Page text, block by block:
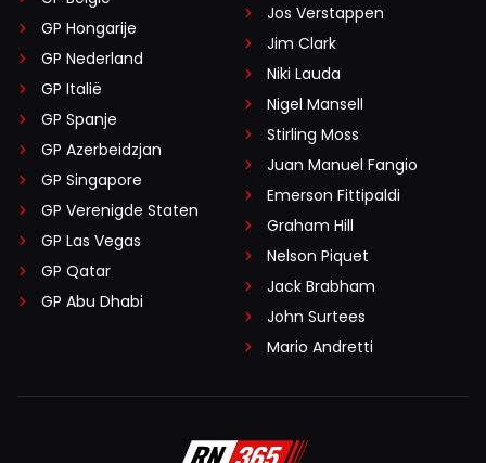
GP Hongarije
GP Nederland
GP Italië
GP Spanje
GP Azerbeidzjan
GP Singapore
GP Verenigde Staten
GP Las Vegas
GP Qatar
GP Abu Dhabi
Jos Verstappen
Jim Clark
Niki Lauda
Nigel Mansell
Stirling Moss
Juan Manuel Fangio
Emerson Fittipaldi
Graham Hill
Nelson Piquet
Jack Brabham
John Surtees
Mario Andretti